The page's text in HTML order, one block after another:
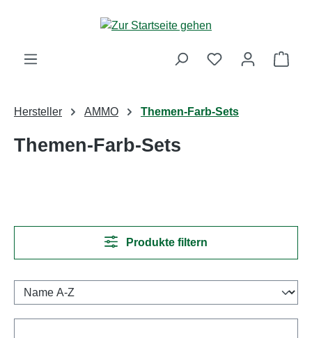
Zum Hauptinhalt springen
Hersteller AMMO Themen-Farb-Sets
Themen-Farb-Sets
Produkte filtern